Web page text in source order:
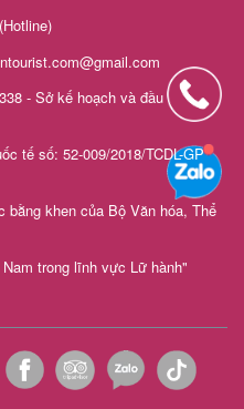
- Sở kế hoạch và đầu tư tỉnh
tế số: 52-009/2018/TCDL-GP
khen của Bộ Văn hóa, Thể
trong lĩnh vực Lữ hành"